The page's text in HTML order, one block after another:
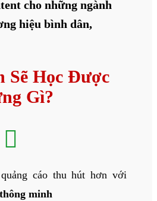
cho những ngành
hiệu bình dân,
Sẽ Học Được
Gì?

cáo thu hút hơn với
minh